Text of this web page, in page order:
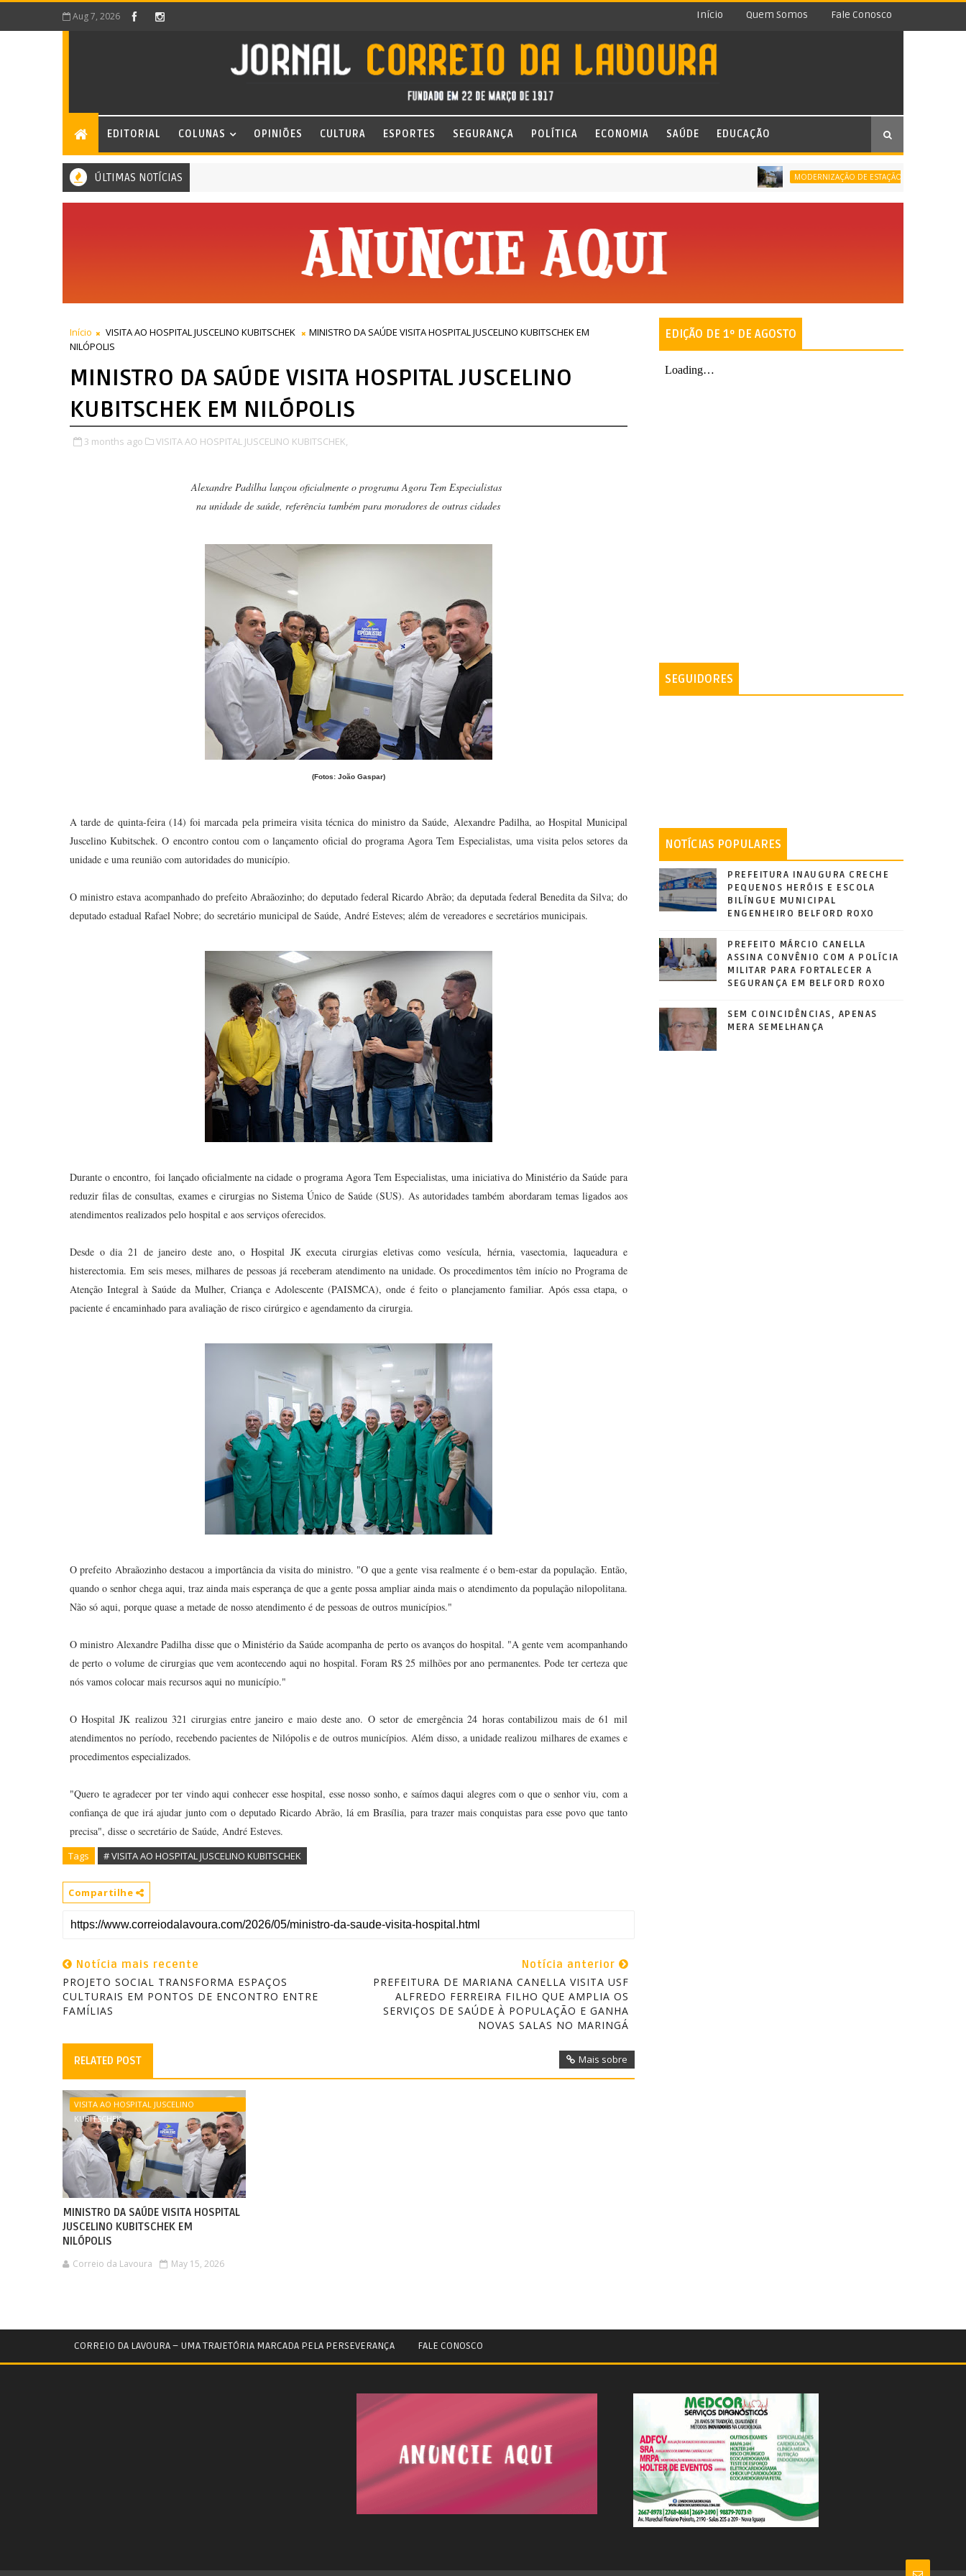
Aug 7, 2026 Início Quem Somos Fale Conosco
EDITORIAL COLUNAS OPINIÕES CULTURA ESPORTES SEGURANÇA POLÍTICA ECONOMIA SAÚDE EDUCAÇÃO
ÚLTIMAS NOTÍCIAS MODERNIZAÇÃO DE ESTAÇÃO DE TRATAMENTO
Início VISITA AO HOSPITAL JUSCELINO KUBITSCHEK
MINISTRO DA SAÚDE VISITA HOSPITAL JUSCELINO KUBITSCHEK EM
NILÓPOLIS
MINISTRO DA SAÚDE VISITA HOSPITAL JUSCELINO
KUBITSCHEK EM NILÓPOLIS
3 months ago VISITA AO HOSPITAL JUSCELINO KUBITSCHEK,
Alexandre Padilha lançou oficialmente o programa Agora Tem Especialistas
na unidade de saúde, referência também para moradores de outras cidades
(Fotos: João Gaspar)
A tarde de quinta-feira (14) foi marcada pela primeira visita técnica do ministro da Saúde, Alexandre Padilha, ao Hospital Municipal
Juscelino Kubitschek. O encontro contou com o lançamento oficial do programa Agora Tem Especialistas, uma visita pelos setores da
unidade e uma reunião com autoridades do município.
O ministro estava acompanhado do prefeito Abraãozinho; do deputado federal Ricardo Abrão; da deputada federal Benedita da Silva; do
deputado estadual Rafael Nobre; do secretário municipal de Saúde, André Esteves; além de vereadores e secretários municipais.
Durante o encontro, foi lançado oficialmente na cidade o programa Agora Tem Especialistas, uma iniciativa do Ministério da Saúde para
reduzir filas de consultas, exames e cirurgias no Sistema Único de Saúde (SUS). As autoridades também abordaram temas ligados aos
atendimentos realizados pelo hospital e aos serviços oferecidos.
Desde o dia 21 de janeiro deste ano, o Hospital JK executa cirurgias eletivas como vesícula, hérnia, vasectomia, laqueadura e
histerectomia. Em seis meses, milhares de pessoas já receberam atendimento na unidade. Os procedimentos têm início no Programa de
Atenção Integral à Saúde da Mulher, Criança e Adolescente (PAISMCA), onde é feito o planejamento familiar. Após essa etapa, o
paciente é encaminhado para avaliação de risco cirúrgico e agendamento da cirurgia.
O prefeito Abraãozinho destacou a importância da visita do ministro. "O que a gente visa realmente é o bem-estar da população. Então,
quando o senhor chega aqui, traz ainda mais esperança de que a gente possa ampliar ainda mais o atendimento da população nilopolitana.
Não só aqui, porque quase a metade de nosso atendimento é de pessoas de outros municípios."
O ministro Alexandre Padilha disse que o Ministério da Saúde acompanha de perto os avanços do hospital. "A gente vem acompanhando
de perto o volume de cirurgias que vem acontecendo aqui no hospital. Foram R$ 25 milhões por ano permanentes. Pode ter certeza que
nós vamos colocar mais recursos aqui no município."
O Hospital JK realizou 321 cirurgias entre janeiro e maio deste ano. O setor de emergência 24 horas contabilizou mais de 61 mil
atendimentos no período, recebendo pacientes de Nilópolis e de outros municípios. Além disso, a unidade realizou milhares de exames e
procedimentos especializados.
"Quero te agradecer por ter vindo aqui conhecer esse hospital, esse nosso sonho, e saímos daqui alegres com o que o senhor viu, com a
confiança de que irá ajudar junto com o deputado Ricardo Abrão, lá em Brasília, para trazer mais conquistas para esse povo que tanto
precisa", disse o secretário de Saúde, André Esteves.
Tags # VISITA AO HOSPITAL JUSCELINO KUBITSCHEK
Compartilhe
Notícia mais recente
PROJETO SOCIAL TRANSFORMA ESPAÇOS
CULTURAIS EM PONTOS DE ENCONTRO ENTRE
FAMÍLIAS
Notícia anterior
PREFEITURA DE MARIANA CANELLA VISITA USF
ALFREDO FERREIRA FILHO QUE AMPLIA OS
SERVIÇOS DE SAÚDE À POPULAÇÃO E GANHA
NOVAS SALAS NO MARINGÁ
RELATED POST Mais sobre
VISITA AO HOSPITAL JUSCELINO
KUBITSCHEK
MINISTRO DA SAÚDE VISITA HOSPITAL
JUSCELINO KUBITSCHEK EM
NILÓPOLIS
Correio da Lavoura May 15, 2026
EDIÇÃO DE 1º DE AGOSTO
SEGUIDORES
NOTÍCIAS POPULARES
PREFEITURA INAUGURA CRECHE
PEQUENOS HERÓIS E ESCOLA
BILÍNGUE MUNICIPAL
ENGENHEIRO BELFORD ROXO
PREFEITO MÁRCIO CANELLA
ASSINA CONVÊNIO COM A POLÍCIA
MILITAR PARA FORTALECER A
SEGURANÇA EM BELFORD ROXO
SEM COINCIDÊNCIAS, APENAS
MERA SEMELHANÇA
CORREIO DA LAVOURA – UMA TRAJETÓRIA MARCADA PELA PERSEVERANÇA FALE CONOSCO